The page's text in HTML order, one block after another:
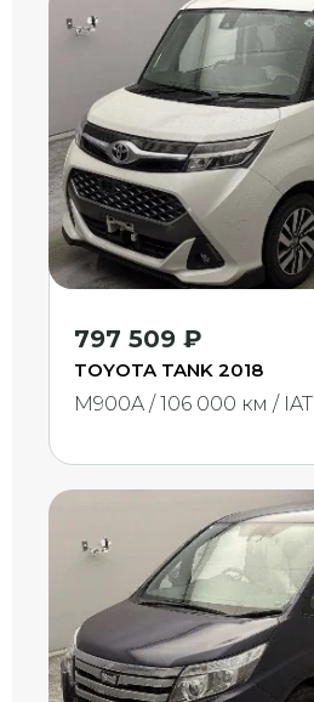
797 509 ₽
TOYOTA TANK 2018
M900A / 106 000 км / IAT